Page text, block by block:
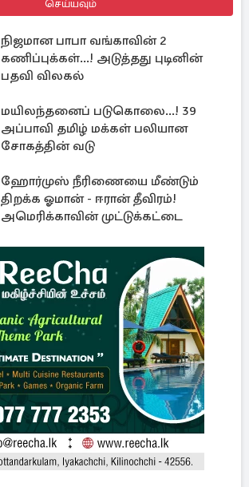
செய்யவும்
நிஜமான பாபா வங்காவின் 2
கணிப்புக்கள்...! அடுத்தது புடினின்
பதவி விலகல்
மயிலந்தனைப் படுகொலை...! 39
அப்பாவி தமிழ் மக்கள் பலியான
சோகத்தின் வடு
ஹோர்முஸ் நீரிணையை மீண்டும்
திறக்க ஓமான் - ஈரான் தீவிரம்!
அமெரிக்காவின் முட்டுக்கட்டை